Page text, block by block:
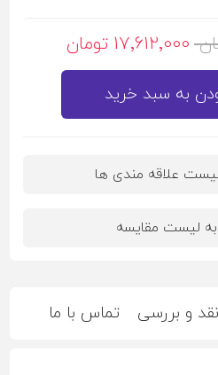
17٬612٬000 تومان
به سبد خرید
علاقه مندی ها
به لیست مقایسه
نقد و بررسی تماس با ما